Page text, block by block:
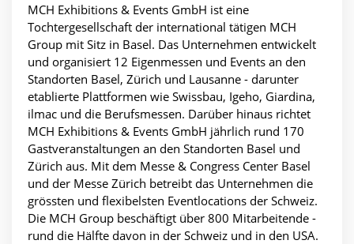
MCH Exhibitions & Events GmbH ist eine
Tochtergesellschaft der international tätigen MCH
Group mit Sitz in Basel. Das Unternehmen entwickelt
und organisiert 12 Eigenmessen und Events an den
Standorten Basel, Zürich und Lausanne - darunter
etablierte Plattformen wie Swissbau, Igeho, Giardina,
ilmac und die Berufsmessen. Darüber hinaus richtet
MCH Exhibitions & Events GmbH jährlich rund 170
Gastveranstaltungen an den Standorten Basel und
Zürich aus. Mit dem Messe & Congress Center Basel
und der Messe Zürich betreibt das Unternehmen die
grössten und flexibelsten Eventlocations der Schweiz.
Die MCH Group beschäftigt über 800 Mitarbeitende -
rund die Hälfte davon in der Schweiz und in den USA.